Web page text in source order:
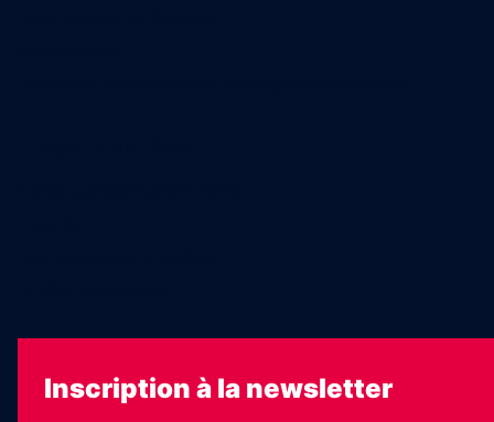
Inscription à la newsletter